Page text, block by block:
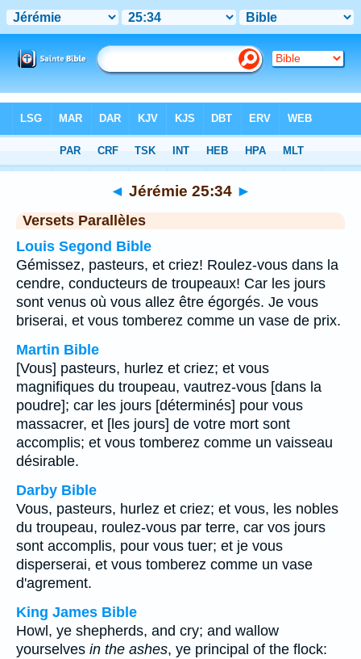
Chapitre 25 > Verset 34
◄ Jérémie 25:34 ►
Versets Parallèles
Louis Segond Bible
Gémissez, pasteurs, et criez! Roulez-vous dans la
cendre, conducteurs de troupeaux! Car les jours
sont venus où vous allez être égorgés. Je vous
briserai, et vous tomberez comme un vase de prix.
Martin Bible
[Vous] pasteurs, hurlez et criez; et vous
magnifiques du troupeau, vautrez-vous [dans la
poudre]; car les jours [déterminés] pour vous
massacrer, et [les jours] de votre mort sont
accomplis; et vous tomberez comme un vaisseau
désirable.
Darby Bible
Vous, pasteurs, hurlez et criez; et vous, les nobles
du troupeau, roulez-vous par terre, car vos jours
sont accomplis, pour vous tuer; et je vous
disperserai, et vous tomberez comme un vase
d'agrement.
King James Bible
Howl, ye shepherds, and cry; and wallow
yourselves in the ashes, ye principal of the flock: